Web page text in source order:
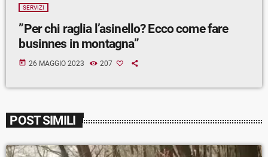
SERVIZI
”Per chi raglia l’asinello? Ecco come fare
businnes in montagna”
today 26 MAGGIO 2023 207
POST SIMILI